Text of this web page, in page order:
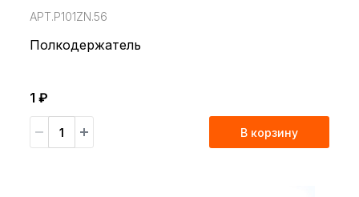
АРТ.P101ZN.56
Полкодержатель
1 ₽
В корзину